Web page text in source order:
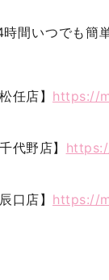
間いつでも簡
任店】 https://
代野店】
口店】 https://